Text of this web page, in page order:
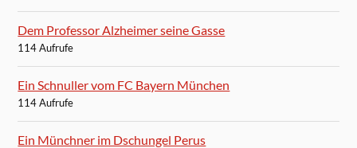
Dem Professor Alzheimer seine Gasse
114 Aufrufe
Ein Schnuller vom FC Bayern München
114 Aufrufe
Ein Münchner im Dschungel Perus